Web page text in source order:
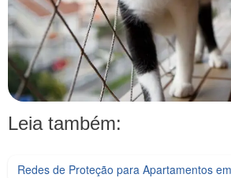
Leia também:
Redes de Proteção para Apartamentos